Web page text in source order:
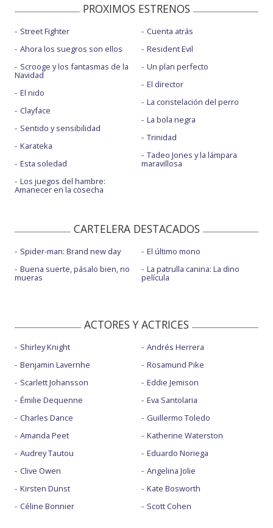
PROXIMOS ESTRENOS
Street Fighter
Ahora los suegros son ellos
Scrooge y los fantasmas de la
Navidad
El nido
Clayface
Sentido y sensibilidad
Karateka
Esta soledad
Los juegos del hambre:
Amanecer en la cosecha
Cuenta atrás
Resident Evil
Un plan perfecto
El director
La constelación del perro
La bola negra
Trinidad
Tadeo Jones y la lámpara
maravillosa
CARTELERA DESTACADOS
Spider-man: Brand new day
Buena suerte, pásalo bien, no
mueras
El último mono
La patrulla canina: La dino
película
ACTORES Y ACTRICES
Shirley Knight
Benjamin Lavernhe
Scarlett Johansson
Émilie Dequenne
Charles Dance
Amanda Peet
Audrey Tautou
Clive Owen
Kirsten Dunst
Céline Bonnier
Andrés Herrera
Rosamund Pike
Eddie Jemison
Eva Santolaria
Guillermo Toledo
Katherine Waterston
Eduardo Noriega
Angelina Jolie
Kate Bosworth
Scott Cohen